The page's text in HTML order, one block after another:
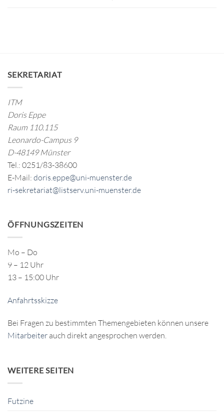
SEKRETARIAT
ITM
Doris Eppe
Raum 110.115
Leonardo-Campus 9
D-48149 Münster
Tel.: 0251/83-38600
E-Mail: doris.eppe@uni-muenster.de
ri-sekretariat@listserv.uni-muenster.de
ÖFFNUNGSZEITEN
Mo – Do
9 – 12 Uhr
13 – 15:00 Uhr
Anfahrtsskizze
Bei Fragen zu bestimmten Themengebieten können unsere
Mitarbeiter auch direkt angesprochen werden.
WEITERE SEITEN
Futzine